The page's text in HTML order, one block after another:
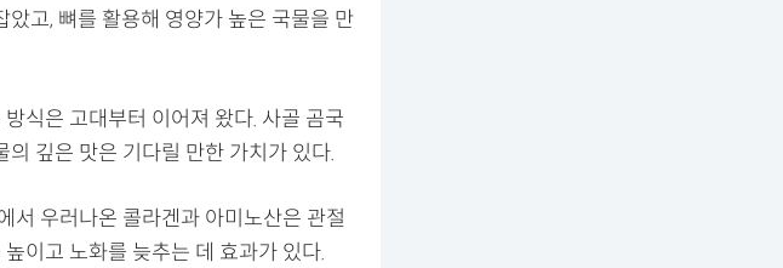
고, 뼈를 활용해 영양가 높은 국물을 만
식은 고대부터 이어져 왔다. 사골 곰국
깊은 맛은 기다릴 만한 가치가 있다.
서 우러나온 콜라겐과 아미노산은 관절
이고 노화를 늦추는 데 효과가 있다.